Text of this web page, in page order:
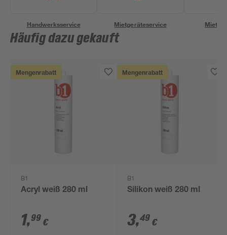
Handwerksservice Mietgeräteservice
Häufig dazu gekauft
Mengenrabatt
B1
Acryl weiß 280 ml
1,99 €
Mengenrabatt
B1
Silikon weiß 280 ml
3,49 €